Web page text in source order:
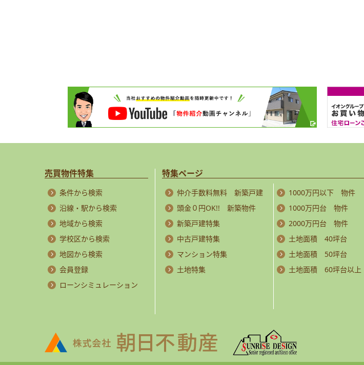
売買物件特集
条件から検索
沿線・駅から検索
地域から検索
学校区から検索
地図から検索
会員登録
ローンシミュレーション
特集ページ
仲介手数料無料 新築戸建
頭金０円OK!! 新築物件
新築戸建特集
中古戸建特集
マンション特集
土地特集
1000万円以下 物件
1000万円台 物件
2000万円台 物件
土地面積 40坪台
土地面積 50坪台
土地面積 60坪台以上